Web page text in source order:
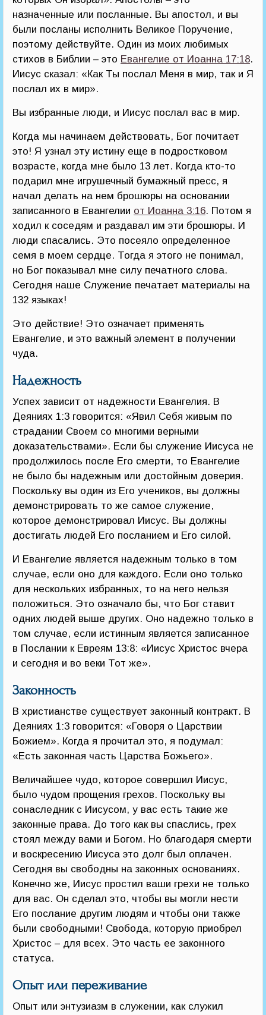
назначенные или посланные. Вы апостол, и вы
были посланы исполнить Великое Поручение,
поэтому действуйте. Один из моих любимых
стихов в Библии – это Евангелие от Иоанна 17:18.
Иисус сказал: «Как Ты послал Меня в мир, так и Я
послал их в мир».
Вы избранные люди, и Иисус послал вас в мир.
Когда мы начинаем действовать, Бог почитает
это! Я узнал эту истину еще в подростковом
возрасте, когда мне было 13 лет. Когда кто-то
подарил мне игрушечный бумажный пресс, я
начал делать на нем брошюры на основании
записанного в Евангелии от Иоанна 3:16. Потом я
ходил к соседям и раздавал им эти брошюры. И
люди спасались. Это посеяло определенное
семя в моем сердце. Тогда я этого не понимал,
но Бог показывал мне силу печатного слова.
Сегодня наше Служение печатает материалы на
132 языках!
Это действие! Это означает применять
Евангелие, и это важный элемент в получении
чуда.
Надежность
Успех зависит от надежности Евангелия. В
Деяниях 1:3 говорится: «Явил Себя живым по
страдании Своем со многими верными
доказательствами». Если бы служение Иисуса не
продолжилось после Его смерти, то Евангелие
не было бы надежным или достойным доверия.
Поскольку вы один из Его учеников, вы должны
демонстрировать то же самое служение,
которое демонстрировал Иисус. Вы должны
достигать людей Его посланием и Его силой.
И Евангелие является надежным только в том
случае, если оно для каждого. Если оно только
для нескольких избранных, то на него нельзя
положиться. Это означало бы, что Бог ставит
одних людей выше других. Оно надежно только в
том случае, если истинным является записанное
в Послании к Евреям 13:8: «Иисус Христос вчера
и сегодня и во веки Тот же».
Законность
В христианстве существует законный контракт. В
Деяниях 1:3 говорится: «Говоря о Царствии
Божием». Когда я прочитал это, я подумал:
«Есть законная часть Царства Божьего».
Величайшее чудо, которое совершил Иисус,
было чудом прощения грехов. Поскольку вы
сонаследник с Иисусом, у вас есть такие же
законные права. До того как вы спаслись, грех
стоял между вами и Богом. Но благодаря смерти
и воскресению Иисуса это долг был оплачен.
Сегодня вы свободны на законных основаниях.
Конечно же, Иисус простил ваши грехи не только
для вас. Он сделал это, чтобы вы могли нести
Его послание другим людям и чтобы они также
были свободными! Свобода, которую приобрел
Христос – для всех. Это часть ее законного
статуса.
Опыт или переживание
Опыт или энтузиазм в служении, как служил